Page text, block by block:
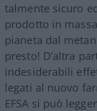
talmente sicuro
prodotto in
pianeta dal
presto! D’altra
indesiderabili
legati al nuovo
EFSA si può